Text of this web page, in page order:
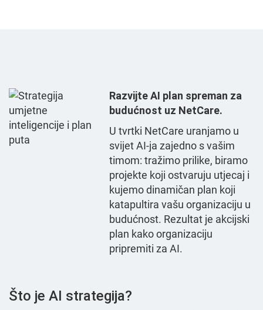
Razvijte AI plan spreman za
budućnost uz NetCare.
U tvrtki NetCare uranjamo u
svijet AI-ja zajedno s vašim
timom: tražimo prilike, biramo
projekte koji ostvaruju utjecaj i
kujemo dinamičan plan koji
katapultira vašu organizaciju u
budućnost. Rezultat je akcijski
plan kako organizaciju
pripremiti za AI.
Što je AI strategija?